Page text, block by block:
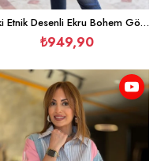
Haki Etnik Desenli Ekru Bohem Gömlek
₺949,90